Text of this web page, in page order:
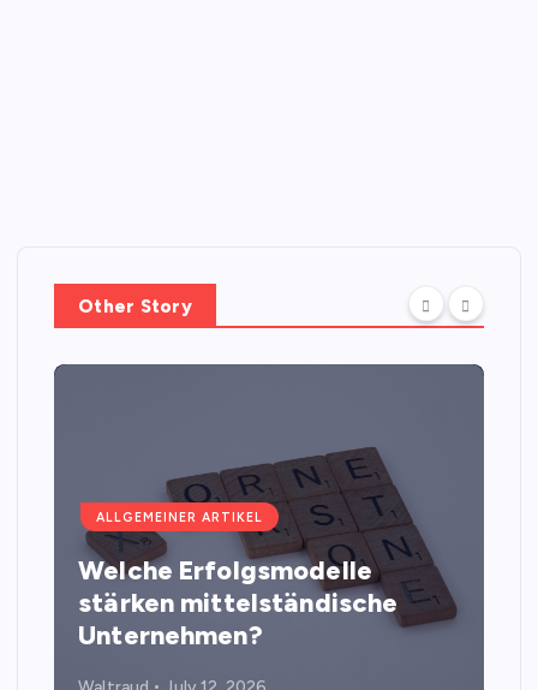
Other Story
ALLGEMEINER ARTIKEL
Welche Erfolgsmodelle
stärken mittelständische
Unternehmen?